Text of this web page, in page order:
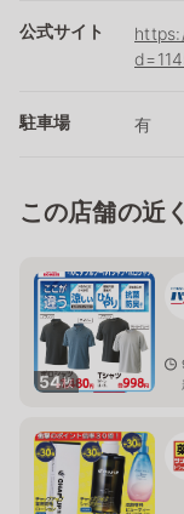
公式サイト
駐車場 有
この店舗の近
54枚